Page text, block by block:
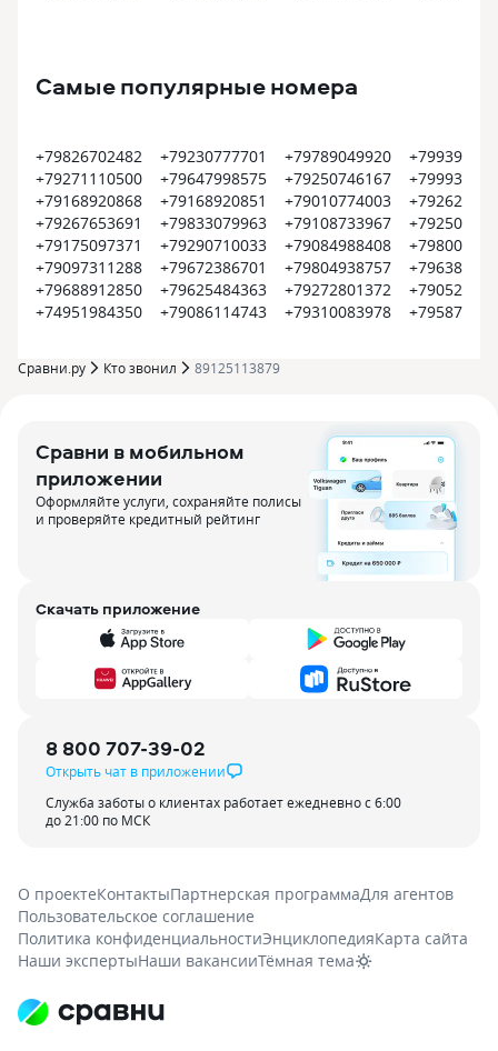
Самые популярные номера
+79826702482
+79271110500
+79168920868
+79267653691
+79175097371
+79097311288
+79688912850
+74951984350
+79230777701
+79647998575
+79168920851
+79833079963
+79290710033
+79672386701
+79625484363
+79086114743
+79789049920
+79250746167
+79010774003
+79108733967
+79084988408
+79804938757
+79272801372
+79310083978
Сравни.ру Кто звонил 89125113879
Сравни в мобильном
приложении
Оформляйте услуги, сохраняйте полисы
и проверяйте кредитный рейтинг
Скачать приложение
8 800 707-39-02
Открыть чат в приложении
Служба заботы о клиентах работает ежедневно с 6:00
до 21:00 по МСК
О проектеКонтактыПартнерская программаДля агентов
Пользовательское соглашение
Политика конфиденциальностиЭнциклопедияКарта сайта
Наши экспертыНаши вакансииТёмная тема